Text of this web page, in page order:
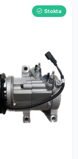
Stokta